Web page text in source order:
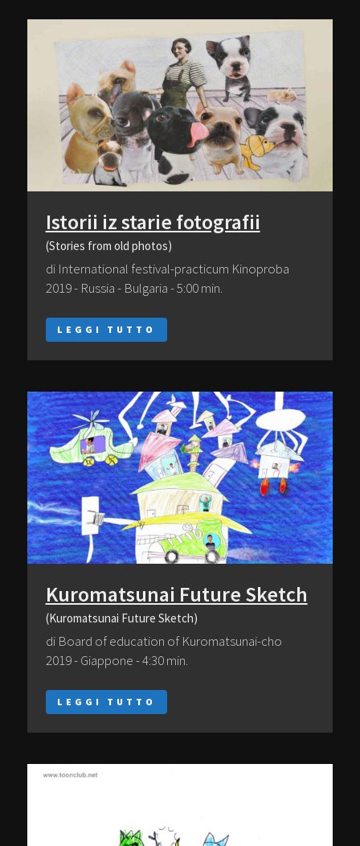
Istorii iz starie fotografii
(Stories from old photos)
di International festival-practicum Kinoproba
2019 - Russia - Bulgaria - 5:00 min.
LEGGI TUTTO
Kuromatsunai Future Sketch
(Kuromatsunai Future Sketch)
di Board of education of Kuromatsunai-cho
2019 - Giappone - 4:30 min.
LEGGI TUTTO